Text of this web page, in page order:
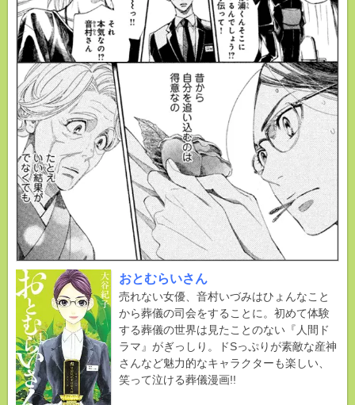
おとむらいさん
売れない女優、音村いづみはひょんなこと
から葬儀の司会をすることに。初めて体験
する葬儀の世界は見たことのない『人間ド
ラマ』がぎっしり。ドSっぷりが素敵な産神
さんなど魅力的なキャラクターも楽しい、
笑って泣ける葬儀漫画!!